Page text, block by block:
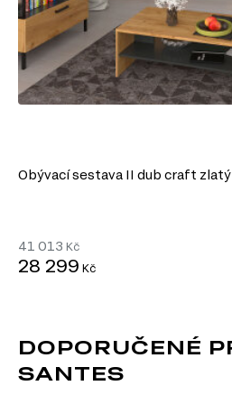
Kancelářské stoly
Obývací sestava II dub craft
41 013 Kč
28 299 Kč
DOPORUČENÉ
SANTES